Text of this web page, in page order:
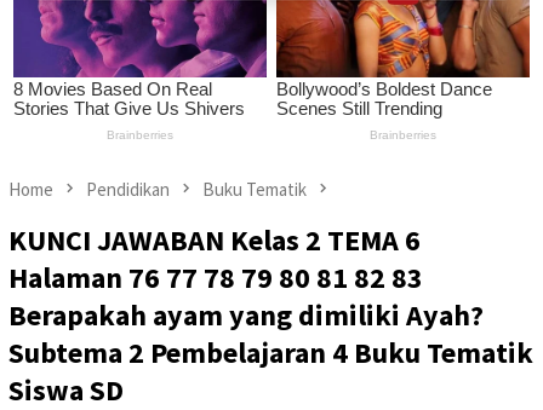
Home Pendidikan Buku Tematik
KUNCI JAWABAN Kelas 2 TEMA 6
Halaman 76 77 78 79 80 81 82 83
Berapakah ayam yang dimiliki Ayah?
Subtema 2 Pembelajaran 4 Buku Tematik
Siswa SD